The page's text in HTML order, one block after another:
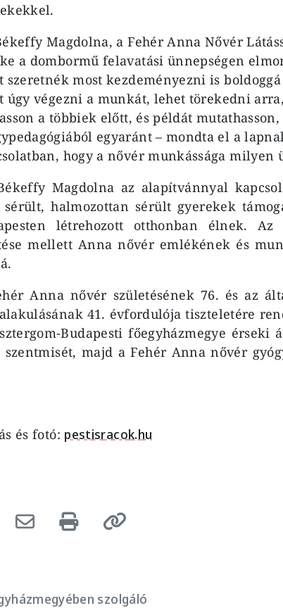
Magdolna, a Fehér Anna Nővér
a dombormű felavatási ünnepségen
szeretnék most kezdeményezni is
úgy végezni a munkát, lehet törekedni
a többiek előtt, és példát
egyaránt – mondta el a
hogy a nővér munkássága milyen
Magdolna az alapítvánnyal
sérült, halmozottan sérült gyerekek
létrehozott otthonban élnek.
mellett Anna nővér emlékének és
Anna nővér születésének 76. és az
41. évfordulója tiszteletére
Budapesti főegyházmegye
szentmisét, majd a Fehér Anna nővér
és fotó: pestisracok.hu
szolgáló